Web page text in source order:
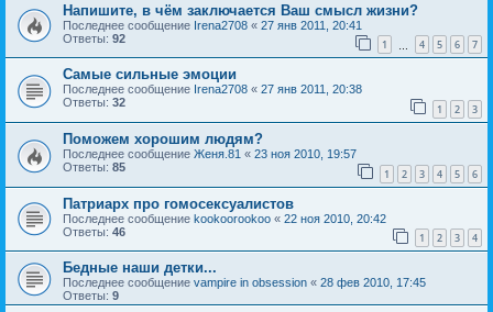
Напишите, в чём заключается Ваш смысл жизни?
Последнее сообщение Irena2708 « 27 янв 2011, 20:41
Ответы: 92 1 4 5 6 7
Самые сильные эмоции
Последнее сообщение Irena2708 « 27 янв 2011, 20:38
Ответы: 32 1 2 3
Поможем хорошим людям?
Последнее сообщение Женя.81 « 23 ноя 2010, 19:57
Ответы: 85 1 2 3 4 5 6
Патриарх про гомосексуалистов
Последнее сообщение kookoorookoo « 22 ноя 2010, 20:42
Ответы: 46 1 2 3 4
Бедные наши детки...
Последнее сообщение vampire in obsession « 28 фев 2010, 17:45
Ответы: 9